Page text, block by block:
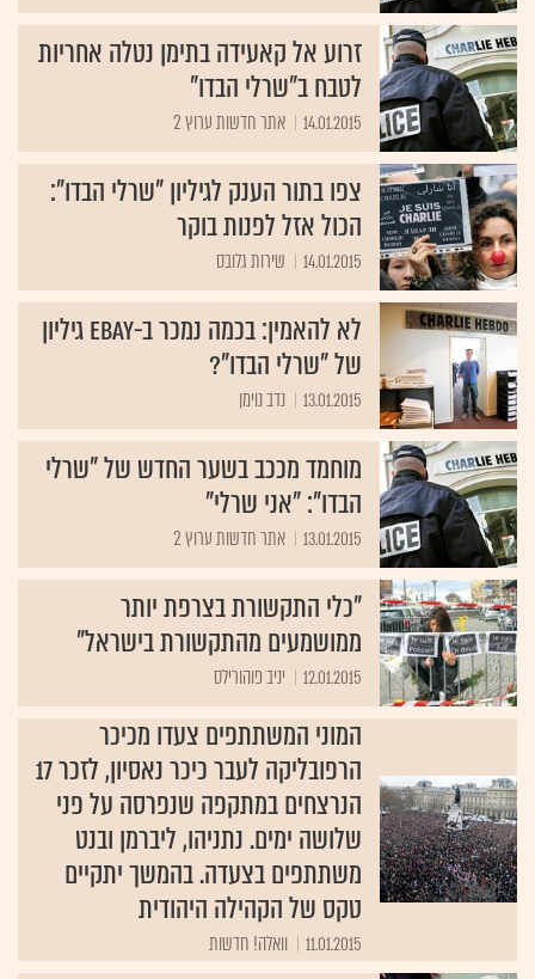
זרוע אל קאעידה בתימן נטלה אחריות
לטבח ב"שרלי הבדו"
14.01.2015 אתר חדשות ערוץ 2
צפו בתור הענק לגיליון "שרלי הבדו":
הכול אזל לפנות בוקר
14.01.2015 שירות גלובס
לא להאמין: בכמה נמכר ב-eBay גיליון
של "שרלי הבדו"?
13.01.2015 נדב נוימן
מוחמד מככב בשער החדש של "שרלי
הבדו": "אני שרלי"
13.01.2015 אתר חדשות ערוץ 2
"כלי התקשורת בצרפת יותר
ממושמעים מהתקשורת בישראל"
12.01.2015 יניב פוהורילס
המוני המשתתפים צעדו מכיכר
הרפובליקה לעבר כיכר נאסיון, לזכר 17
הנרצחים במתקפה שנפרסה על פני
שלושה ימים. נתניהו, ליברמן ובנט
משתתפים בצעדה. בהמשך יתקיים
טקס של הקהילה היהודית
11.01.2015 וואלה! חדשות